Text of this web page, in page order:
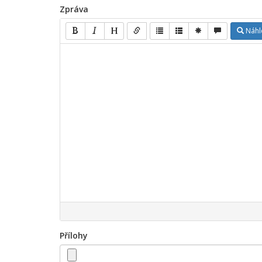
Zpráva
Přílohy